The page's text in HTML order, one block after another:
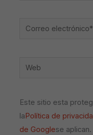
Correo
Web
Este sitio esta
laPolítica de
de Googlese aplican.